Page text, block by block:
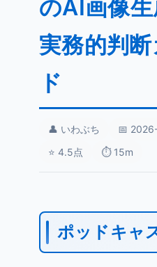
のAI画像
実務的判断
ド
👤 いわぶち
📅
⭐ 4.5点
⏱️ 15m
ポッドキャ